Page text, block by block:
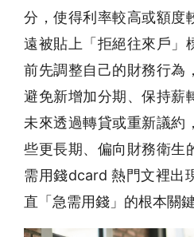
分，使得利率較高或額度
遠被貼上「拒絕往來戶」
前先調整自己的財務行為
避免新增加分期、保持薪
未來透過轉貸或重新議約
些更長期、偏向財務衛生
需用錢dcard 熱門文裡出
直「急需用錢」的根本關鍵